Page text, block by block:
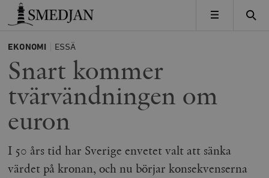
Timbro
MENY
EKONOMI ESSÄ
Snart kommer
tvärvändningen om
euron
I 50 års tid har Sverige envetet valt att sänka
värdet på kronan, och nu börjar konsekvenserna